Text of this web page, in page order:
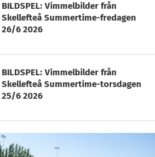
BILDSPEL: Vimmelbilder från
Skellefteå Summertime-fredagen
26/6 2026
BILDSPEL: Vimmelbilder från
Skellefteå Summertime-torsdagen
25/6 2026